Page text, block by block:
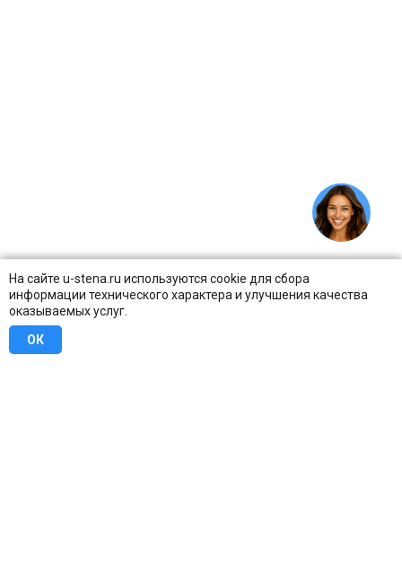
На сайте u-stena.ru используются cookie для сбора
информации технического характера и улучшения качества
оказываемых услуг.
ОК